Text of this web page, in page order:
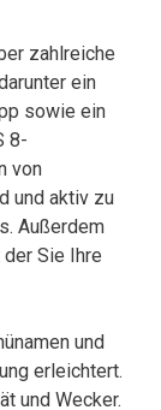
zahlreiche
ein
sowie ein
8-
von
und aktiv zu
Außerdem
Sie Ihre
und
erleichtert.
und Wecker.